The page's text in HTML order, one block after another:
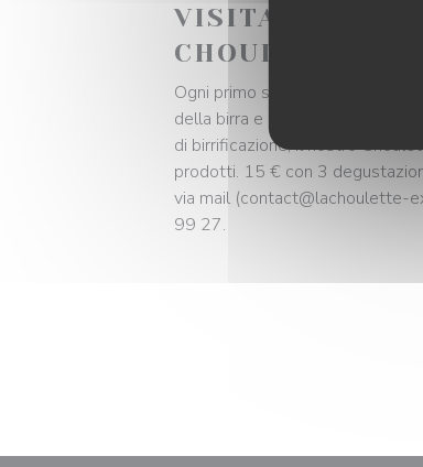
VISITA
Ogni primo sabato del mese
della birra e della Birreria La
di birrificazione, il nostro
prodotti. 15 € con 3
via mail (contact@lachoulette-
99 27.